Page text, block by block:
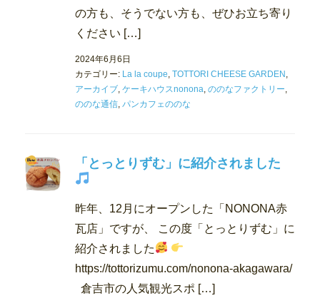
の方も、そうでない方も、ぜひお立ち寄り
ください […]
2024年6月6日
カテゴリー: La la coupe TOTTORI CHEESE GARDEN
アーカイブ ケーキハウスnonona ののなファクトリー
ののな通信 パンカフェののな
「とっとりずむ」に紹介されました
昨年、12月にオープンした「NONONA赤
瓦店」ですが、 この度「とっとりずむ」に
紹介されました
https://tottorizumu.com/nonona-akagawara/
倉吉市の人気観光スポ […]